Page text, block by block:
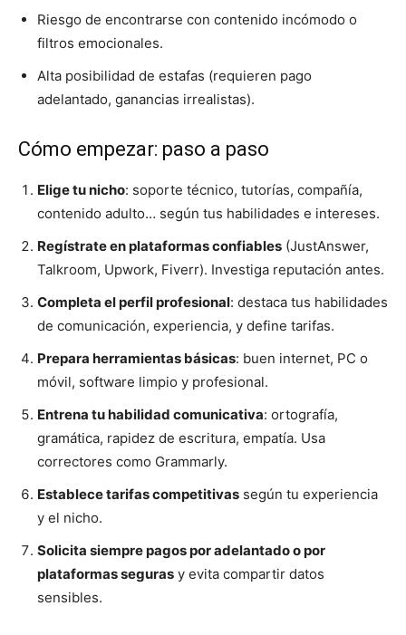
Riesgo de encontrarse con contenido incómodo o
filtros emocionales.
Alta posibilidad de estafas (requieren pago
adelantado, ganancias irrealistas).
Cómo empezar: paso a paso
Elige tu nicho: soporte técnico, tutorías, compañía,
contenido adulto… según tus habilidades e intereses.
Regístrate en plataformas confiables (JustAnswer,
Talkroom, Upwork, Fiverr). Investiga reputación antes.
Completa el perfil profesional: destaca tus habilidades
de comunicación, experiencia, y define tarifas.
Prepara herramientas básicas: buen internet, PC o
móvil, software limpio y profesional.
Entrena tu habilidad comunicativa: ortografía,
gramática, rapidez de escritura, empatía. Usa
correctores como Grammarly.
Establece tarifas competitivas según tu experiencia
y el nicho.
Solicita siempre pagos por adelantado o por
plataformas seguras y evita compartir datos
sensibles.